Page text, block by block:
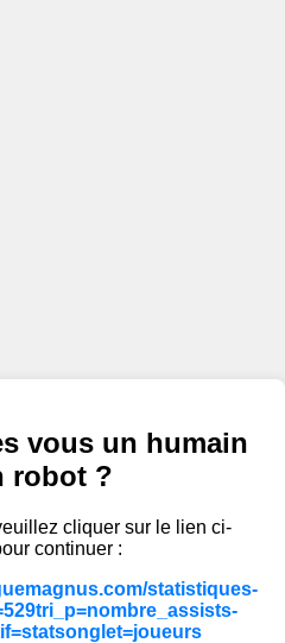
vous un humain
robot ?
cliquer sur le lien ci-
continuer :
statistiques-